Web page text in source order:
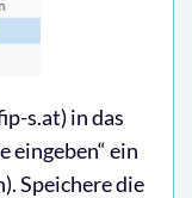
s.at) in das
eingeben“ ein
Speichere die